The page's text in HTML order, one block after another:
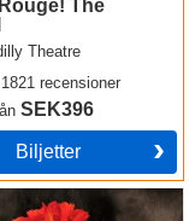
The
Theatre
1821 recensioner
SEK396
Biljetter